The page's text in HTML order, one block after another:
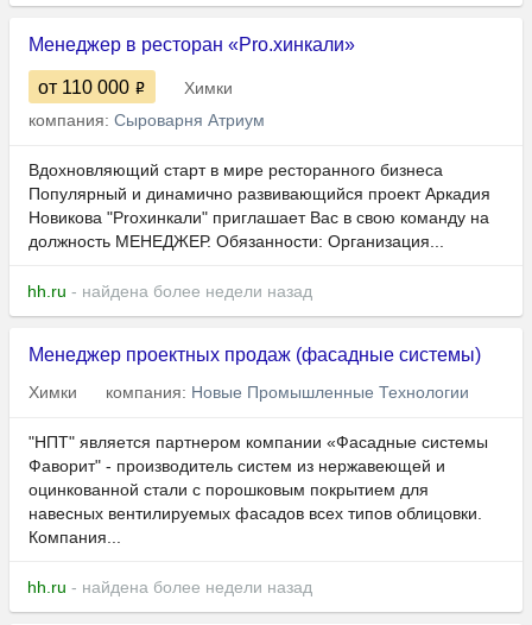
Менеджер в ресторан «Pro.хинкали»
от 110 000
Химки
компания: Сыроварня Атриум
Вдохновляющий старт в мире ресторанного бизнеса
Популярный и динамично развивающийся проект Аркадия
Новикова "Proхинкали" приглашает Вас в свою команду на
должность МЕНЕДЖЕР. Обязанности: Организация...
hh.ru - найдена более недели назад
Менеджер проектных продаж (фасадные системы)
Химки компания: Новые Промышленные Технологии
"НПТ" является партнером компании «Фасадные системы
Фаворит" - производитель систем из нержавеющей и
оцинкованной стали с порошковым покрытием для
навесных вентилируемых фасадов всех типов облицовки.​​​​​​
Компания...
hh.ru - найдена более недели назад